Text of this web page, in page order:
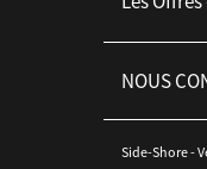
NOUS
Side-Shore -